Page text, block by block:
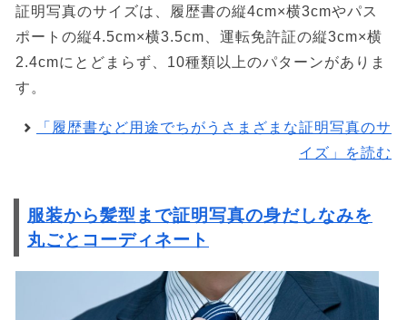
証明写真のサイズは、履歴書の縦4cm×横3cmやパス
ポートの縦4.5cm×横3.5cm、運転免許証の縦3cm×横
2.4cmにとどまらず、10種類以上のパターンがありま
す。
「履歴書など用途でちがうさまざまな証明写真のサ
イズ」を読む
服装から髪型まで証明写真の身だしなみを
丸ごとコーディネート